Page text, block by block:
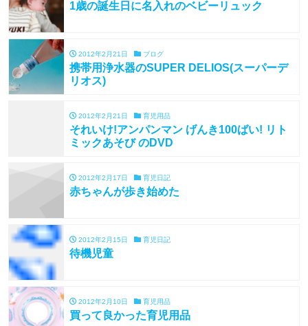
1歳の誕生日に名入れのベビーリュック
2012年2月21日 ブログ
携帯用浄水器のSUPER DELIOS(スーパーデ
リオス)
2012年2月21日 育児用品
それいけ!アンパンマン げんき100ばい! リト
ミックあそび のDVD
2012年2月17日 育児日記
赤ちゃんが歩き始めた
2012年2月15日 育児日記
待機児童
2012年2月10日 育児用品
買って良かった育児用品